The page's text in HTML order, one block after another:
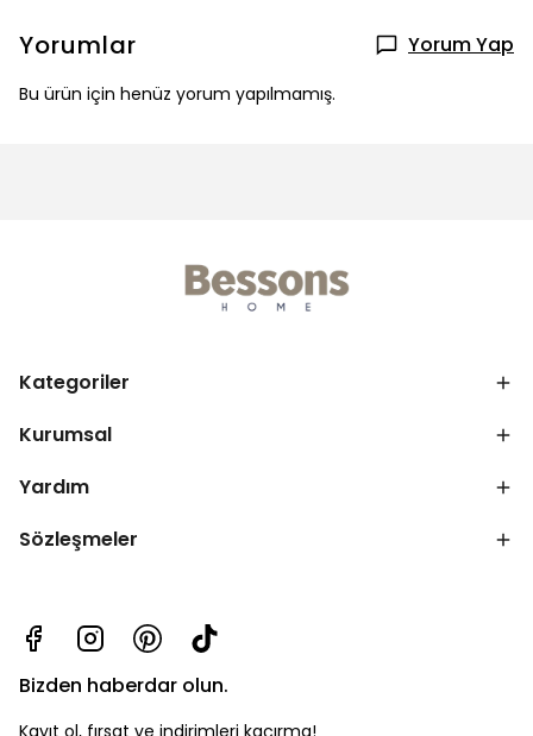
Yorumlar Yorum Yap
Bu ürün için henüz yorum yapılmamış.
Kategoriler
Kurumsal
Yardım
Sözleşmeler
Bizden haberdar olun.
Kayıt ol, fırsat ve indirimleri kaçırma!